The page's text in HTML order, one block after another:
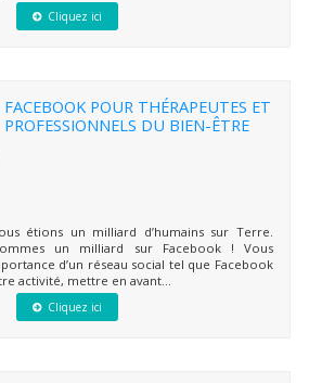
Cliquez ici
FACEBOOK POUR THÉRAPEUTES ET
PROFESSIONNELS DU BIEN-ÊTRE
étions un milliard d’humains sur Terre.
un milliard sur Facebook ! Vous
d’un réseau social tel que Facebook
activité, mettre en avant...
Cliquez ici